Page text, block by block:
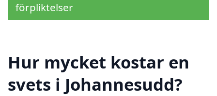
förpliktelser
Hur mycket kostar en
svets i Johannesudd?